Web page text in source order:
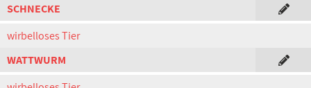
SCHNECKE
wirbelloses Tier
WATTWURM